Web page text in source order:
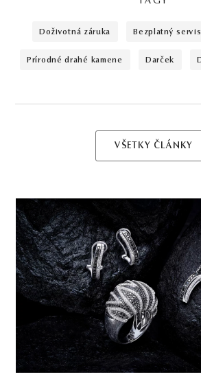
doživotná záruka bezplatný servis
prírodné drahé kamene darček
VŠETKY ČLÁNKY